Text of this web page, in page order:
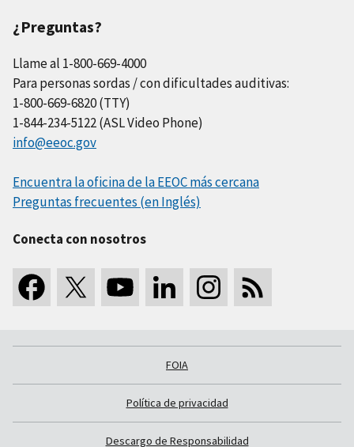
¿Preguntas?
Llame al 1-800-669-4000
Para personas sordas / con dificultades auditivas:
1-800-669-6820 (TTY)
1-844-234-5122 (ASL Video Phone)
info@eeoc.gov
Encuentra la oficina de la EEOC más cercana
Preguntas frecuentes (en Inglés)
Conecta con nosotros
FOIA
Política de privacidad
Descargo de Responsabilidad